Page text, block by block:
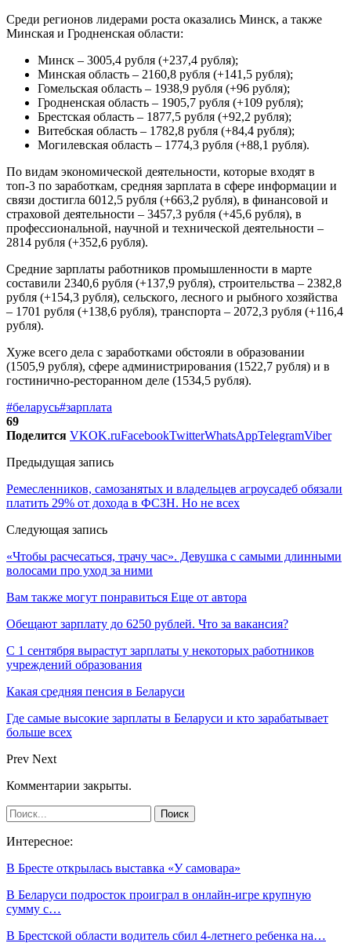
Среди регионов лидерами роста оказались Минск, а также
Минская и Гродненская области:
Минск – 3005,4 рубля (+237,4 рубля);
Минская область – 2160,8 рубля (+141,5 рубля);
Гомельская область – 1938,9 рубля (+96 рубля);
Гродненская область – 1905,7 рубля (+109 рубля);
Брестская область – 1877,5 рубля (+92,2 рубля);
Витебская область – 1782,8 рубля (+84,4 рубля);
Могилевская область – 1774,3 рубля (+88,1 рубля).
По видам экономической деятельности, которые входят в
топ-3 по заработкам, средняя зарплата в сфере информации и
связи достигла 6012,5 рубля (+663,2 рубля), в финансовой и
страховой деятельности – 3457,3 рубля (+45,6 рубля), в
профессиональной, научной и технической деятельности –
2814 рубля (+352,6 рубля).
Средние зарплаты работников промышленности в марте
составили 2340,6 рубля (+137,9 рубля), строительства – 2382,8
рубля (+154,3 рубля), сельского, лесного и рыбного хозяйства
– 1701 рубля (+138,6 рубля), транспорта – 2072,3 рубля (+116,4
рубля).
Хуже всего дела с заработками обстояли в образовании
(1505,9 рубля), сфере администрирования (1522,7 рубля) и в
гостинично-ресторанном деле (1534,5 рубля).
#беларусь#зарплата
69
Поделится VKOK.ruFacebookTwitterWhatsAppTelegramViber
Предыдущая запись
Ремесленников, самозанятых и владельцев агроусадеб обязали
платить 29% от дохода в ФСЗН. Но не всех
Следующая запись
«Чтобы расчесаться, трачу час». Девушка с самыми длинными
волосами про уход за ними
Вам также могут понравиться Еще от автора
Обещают зарплату до 6250 рублей. Что за вакансия?
С 1 сентября вырастут зарплаты у некоторых работников
учреждений образования
Какая средняя пенсия в Беларуси
Где самые высокие зарплаты в Беларуси и кто зарабатывает
больше всех
Prev Next
Комментарии закрыты.
Интересное:
В Бресте открылась выставка «У самовара»
В Беларуси подросток проиграл в онлайн-игре крупную
сумму с…
В Брестской области водитель сбил 4-летнего ребенка на…